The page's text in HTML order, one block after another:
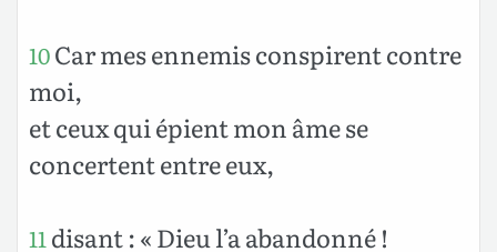
10Car mes ennemis conspirent contre
moi,
et ceux qui épient mon âme se
concertent entre eux,
11 disant : « Dieu l’a abandonné !